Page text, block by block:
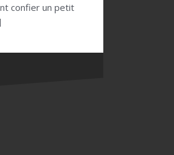
confier un petit